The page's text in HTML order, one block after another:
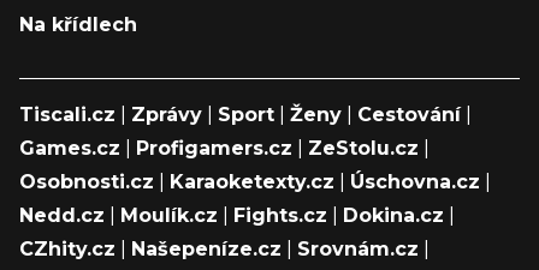
Na křídlech
Tiscali.cz Zprávy Sport Ženy Cestování|
Games.cz
Profigamers.cz ZeStolu.cz
Osobnosti.cz
Karaoketexty.cz Úschovna.cz
Nedd.cz
Moulík.cz Fights.cz Dokina.cz
CZhity.cz
Našepeníze.cz Srovnám.cz